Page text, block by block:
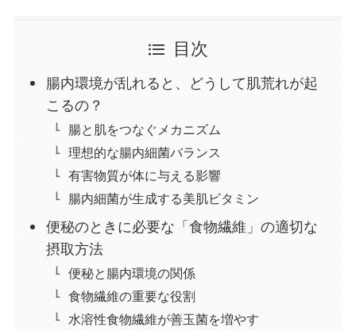
目次
腸内環境が乱れると、どうして肌荒れが起
こるの？
腸と肌をつなぐメカニズム
理想的な腸内細菌バランス
有害物質が体に与える影響
腸内細菌が生成する美肌ビタミン
便秘のときに必要な「食物繊維」の適切な
摂取方法
便秘と腸内環境の関係
食物繊維の重要な役割
水溶性食物繊維が善玉菌を増やす